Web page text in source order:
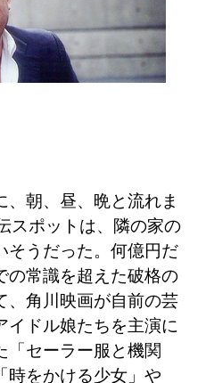
、朝、昼、晩と流れま
スポットは、隣の家の
そうだった。何億円だ
の常識を超えた破格の
、角川映画が自前の芸
イドル娘たちを主演に
「セーラー服と機関
時をかける少女」や